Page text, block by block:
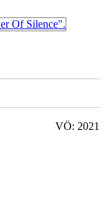
VÖ: 2021